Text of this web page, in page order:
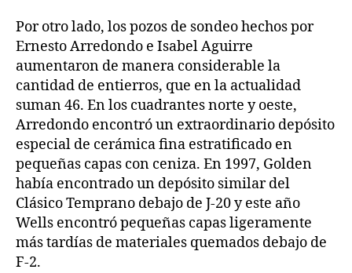
Por otro lado, los pozos de sondeo hechos por
Ernesto Arredondo e Isabel Aguirre
aumentaron de manera considerable la
cantidad de entierros, que en la actualidad
suman 46. En los cuadrantes norte y oeste,
Arredondo encontró un extraordinario depósito
especial de cerámica fina estratificado en
pequeñas capas con ceniza. En 1997, Golden
había encontrado un depósito similar del
Clásico Temprano debajo de J-20 y este año
Wells encontró pequeñas capas ligeramente
más tardías de materiales quemados debajo de
F-2.